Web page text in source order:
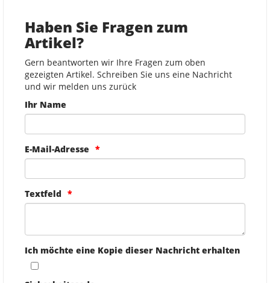
Haben Sie Fragen zum
Artikel?
Gern beantworten wir Ihre Fragen zum oben
gezeigten Artikel. Schreiben Sie uns eine Nachricht
und wir melden uns zurück
Ihr Name
E-Mail-Adresse
Textfeld
Ich möchte eine Kopie dieser Nachricht erhalten